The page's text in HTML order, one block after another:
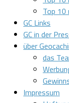
Top 10
GC Links
GC in der
über
das
Impressum